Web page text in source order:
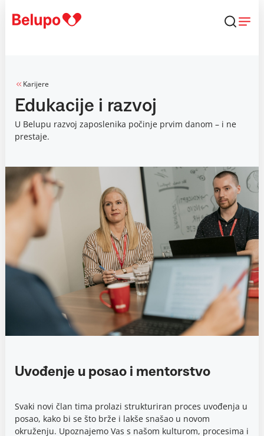
Karijere
Edukacije i razvoj
U Belupu razvoj zaposlenika počinje prvim danom – i ne
prestaje.
Uvođenje u posao i mentorstvo
Svaki novi član tima prolazi strukturiran proces uvođenja u
posao, kako bi se što brže i lakše snašao u novom
okruženju. Upoznajemo Vas s našom kulturom, procesima i